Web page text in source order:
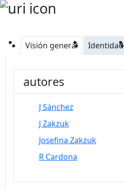
Visión general Identidad
autores
J Sánchez
J Zakzuk
Josefina Zakzuk
R Cardona